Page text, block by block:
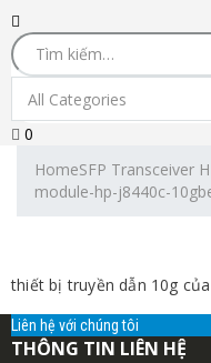
0
HomeSFP Transceiver
module-hp-j8440c-
thiết bị truyền dẫn 10g
Liên hệ với chúng tôi
THÔNG TIN LIÊN HỆ